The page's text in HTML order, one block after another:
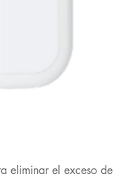
eliminar el exceso de